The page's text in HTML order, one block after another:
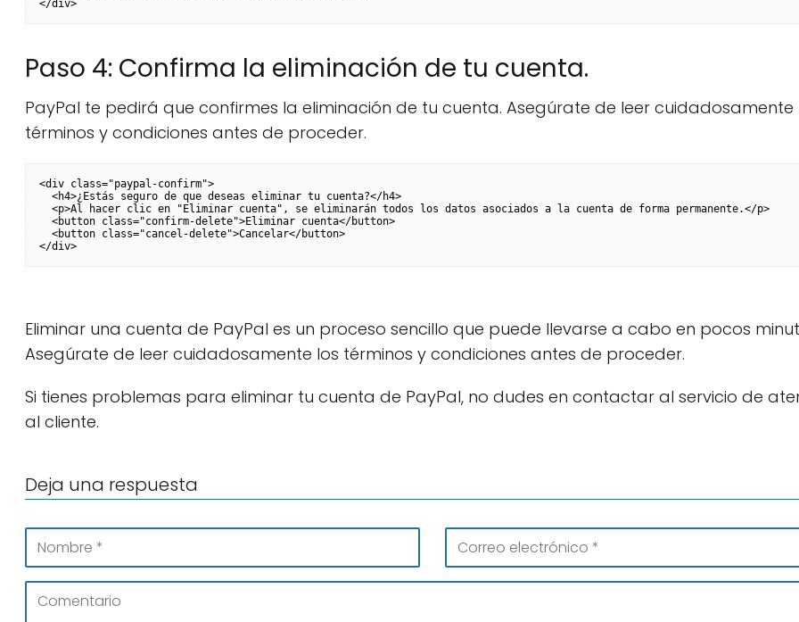
Paso 4: Confirma la eliminación de tu cuenta.
PayPal te pedirá que confirmes la eliminación de tu cuenta. Asegúrate de leer cuidadosamente
términos y condiciones antes de proceder.
<div class="paypal-confirm">
  <h4>¿Estás seguro de que deseas eliminar tu cuenta?</h4>
  <p>Al hacer clic en "Eliminar cuenta", se eliminarán todos los datos asociados a la cuenta de forma permanente.</p>
  <button class="confirm-delete">Eliminar cuenta</button>
  <button class="cancel-delete">Cancelar</button>
Eliminar una cuenta de PayPal es un proceso sencillo que puede llevarse a cabo en pocos
Asegúrate de leer cuidadosamente los términos y condiciones antes de proceder.
Si tienes problemas para eliminar tu cuenta de PayPal, no dudes en contactar al servicio de
al cliente.
Deja una respuesta